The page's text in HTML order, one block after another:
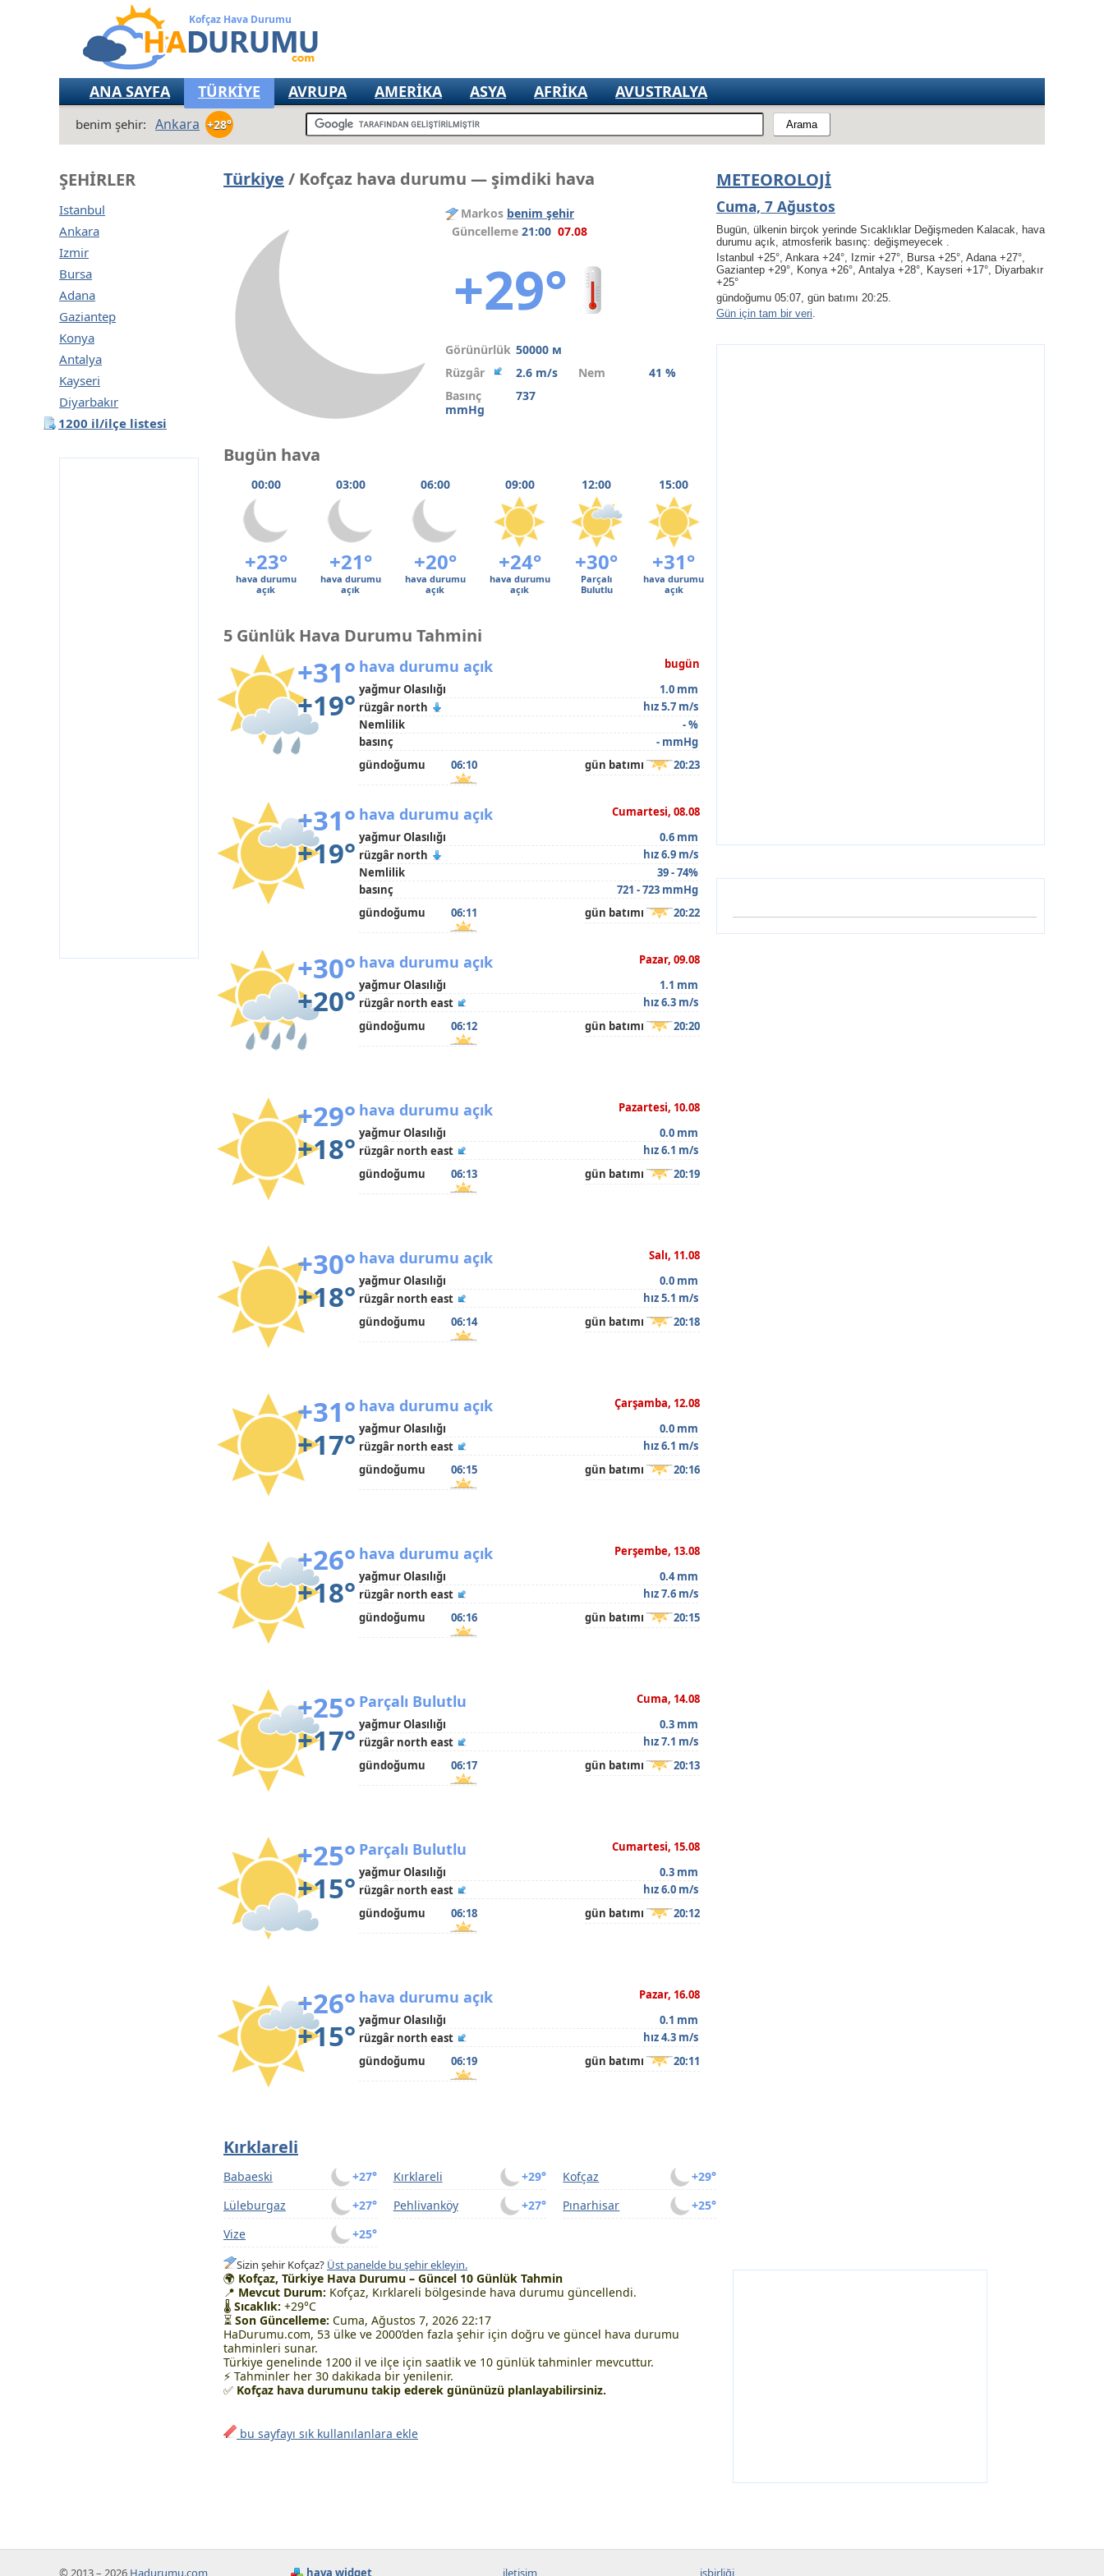
Kofçaz Hava Durumu
ANA SAYFA TÜRKİYE AVRUPA AMERIKA ASYA AFRIKA AVUSTRALYA
benim şehir: Ankara +28°
ŞEHIRLER
Istanbul
Ankara
Izmir
Bursa
Adana
Gaziantep
Konya
Antalya
Kayseri
Diyarbakır
1200 il/ilçe listesi
Türkiye / Kofçaz hava durumu — şimdiki hava
Markos benim şehir
Güncelleme 21:00 07.08
+29°
Görünürlük 50000 м
Rüzgâr
2.6 m/s Nem
41 %
Basınç
737
mmHg
Bugün hava
00:00 03:00 06:00 09:00 12:00 15:00
+23° +21° +20° +24° +30° +31°
hava durumu
açık
hava durumu
açık
hava durumu
açık
hava durumu
açık
Parçalı
Bulutlu
hava durumu
açık
5 Günlük Hava Durumu Tahmini
+31°
+19°
bugün
hava durumu açık
yağmur Olasılığı
1.0 mm
rüzgâr north
hız 5.7 m/s
Nemlilik
- %
basınç
- mmHg
gündoğumu
06:10 gün batımı 20:23
+31°
+19°
Cumartesi, 08.08
hava durumu açık
yağmur Olasılığı
0.6 mm
rüzgâr north
hız 6.9 m/s
Nemlilik
39 - 74%
basınç
721 - 723 mmHg
gündoğumu
06:11 gün batımı 20:22
+30°
+20°
Pazar, 09.08
hava durumu açık
yağmur Olasılığı
1.1 mm
rüzgâr north east
hız 6.3 m/s
gündoğumu
06:12 gün batımı 20:20
+29°
+18°
Pazartesi, 10.08
hava durumu açık
yağmur Olasılığı
0.0 mm
rüzgâr north east
hız 6.1 m/s
gündoğumu
06:13 gün batımı 20:19
+30°
+18°
Salı, 11.08
hava durumu açık
yağmur Olasılığı
0.0 mm
rüzgâr north east
hız 5.1 m/s
gündoğumu
06:14 gün batımı 20:18
+31°
+17°
Çarşamba, 12.08
hava durumu açık
yağmur Olasılığı
0.0 mm
rüzgâr north east
hız 6.1 m/s
gündoğumu
06:15 gün batımı 20:16
+26°
+18°
Perşembe, 13.08
hava durumu açık
yağmur Olasılığı
0.4 mm
rüzgâr north east
hız 7.6 m/s
gündoğumu
06:16 gün batımı 20:15
+25°
+17°
Cuma, 14.08
Parçalı Bulutlu
yağmur Olasılığı
0.3 mm
rüzgâr north east
hız 7.1 m/s
gündoğumu
06:17 gün batımı 20:13
+25°
+15°
Cumartesi, 15.08
Parçalı Bulutlu
yağmur Olasılığı
0.3 mm
rüzgâr north east
hız 6.0 m/s
gündoğumu
06:18 gün batımı 20:12
+26°
+15°
Pazar, 16.08
hava durumu açık
yağmur Olasılığı
0.1 mm
rüzgâr north east
hız 4.3 m/s
gündoğumu
06:19 gün batımı 20:11
Kırklareli
+27°
Babaeski +29°
Kırklareli +29°
Kofçaz
+27°
Lüleburgaz +27°
Pehlivanköy +25°
Pınarhisar
+25°
Vize
Sizin şehir Kofçaz? Üst panelde bu şehir ekleyin.
🌍 Kofçaz, Türkiye Hava Durumu – Güncel 10 Günlük Tahmin
📍 Mevcut Durum: Kofçaz, Kırklareli bölgesinde hava durumu güncellendi.
🌡 Sıcaklık: +29°C
⏳ Son Güncelleme: Cuma, Ağustos 7, 2026 22:17
HaDurumu.com, 53 ülke ve 2000’den fazla şehir için doğru ve güncel hava durumu
tahminleri sunar.
Türkiye genelinde 1200 il ve ilçe için saatlik ve 10 günlük tahminler mevcuttur.
⚡ Tahminler her 30 dakikada bir yenilenir.
✅ Kofçaz hava durumunu takip ederek gününüzü planlayabilirsiniz.
bu sayfayı sık kullanılanlara ekle
METEOROLOJI
Cuma, 7 Ağustos
Bugün, ülkenin birçok yerinde Sıcaklıklar Değişmeden Kalacak, hava
durumu açık, atmosferik basınç: değişmeyecek .
Istanbul +25°, Ankara +24°, Izmir +27°, Bursa +25°, Adana +27°,
Gaziantep +29°, Konya +26°, Antalya +28°, Kayseri +17°, Diyarbakır
+25°
gündoğumu 05:07, gün batımı 20:25.
Gün için tam bir veri.
© 2013 – 2026 Hadurumu.com hava widget iletişim işbirliği